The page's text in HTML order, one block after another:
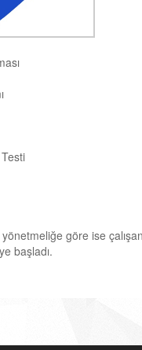
yönetmeliğe göre ise
başladı.